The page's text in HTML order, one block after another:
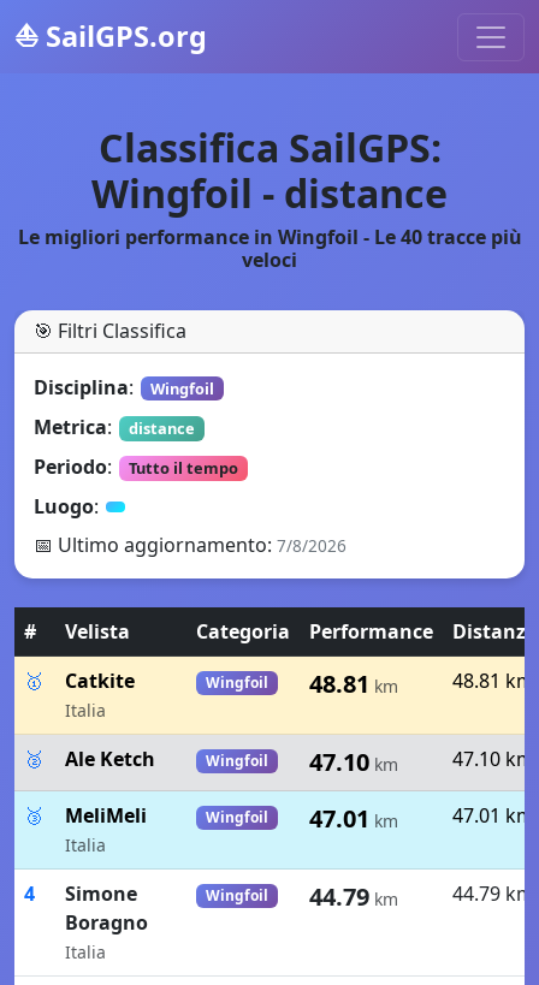
⛵ SailGPS.org
Classifica SailGPS:
Wingfoil - distance
Le migliori performance in Wingfoil - Le 40 tracce più
veloci
🎯 Filtri Classifica
Disciplina: Wingfoil
Metrica: distance
Periodo: Tutto il tempo
Luogo:
📅 Ultimo aggiornamento: 7/8/2026
# Velista Categoria Performance
Distanza
🥇
Catkite
Italia
Wingfoil 48.81 km 48.81 km
🥈 Ale Ketch Wingfoil 47.10 km 47.10 km
🥉 MeliMeli
Italia
Wingfoil 47.01 km 47.01 km
4
Simone
Boragno
Italia
Wingfoil 44.79 km 44.79 km